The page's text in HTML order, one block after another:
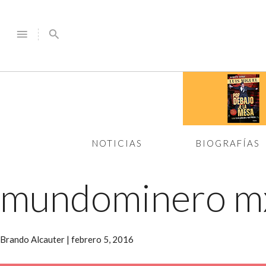
menu search
NOTICIAS BIOGRAFÍAS
mundominero
Brando Alcauter | febrero 5, 2016